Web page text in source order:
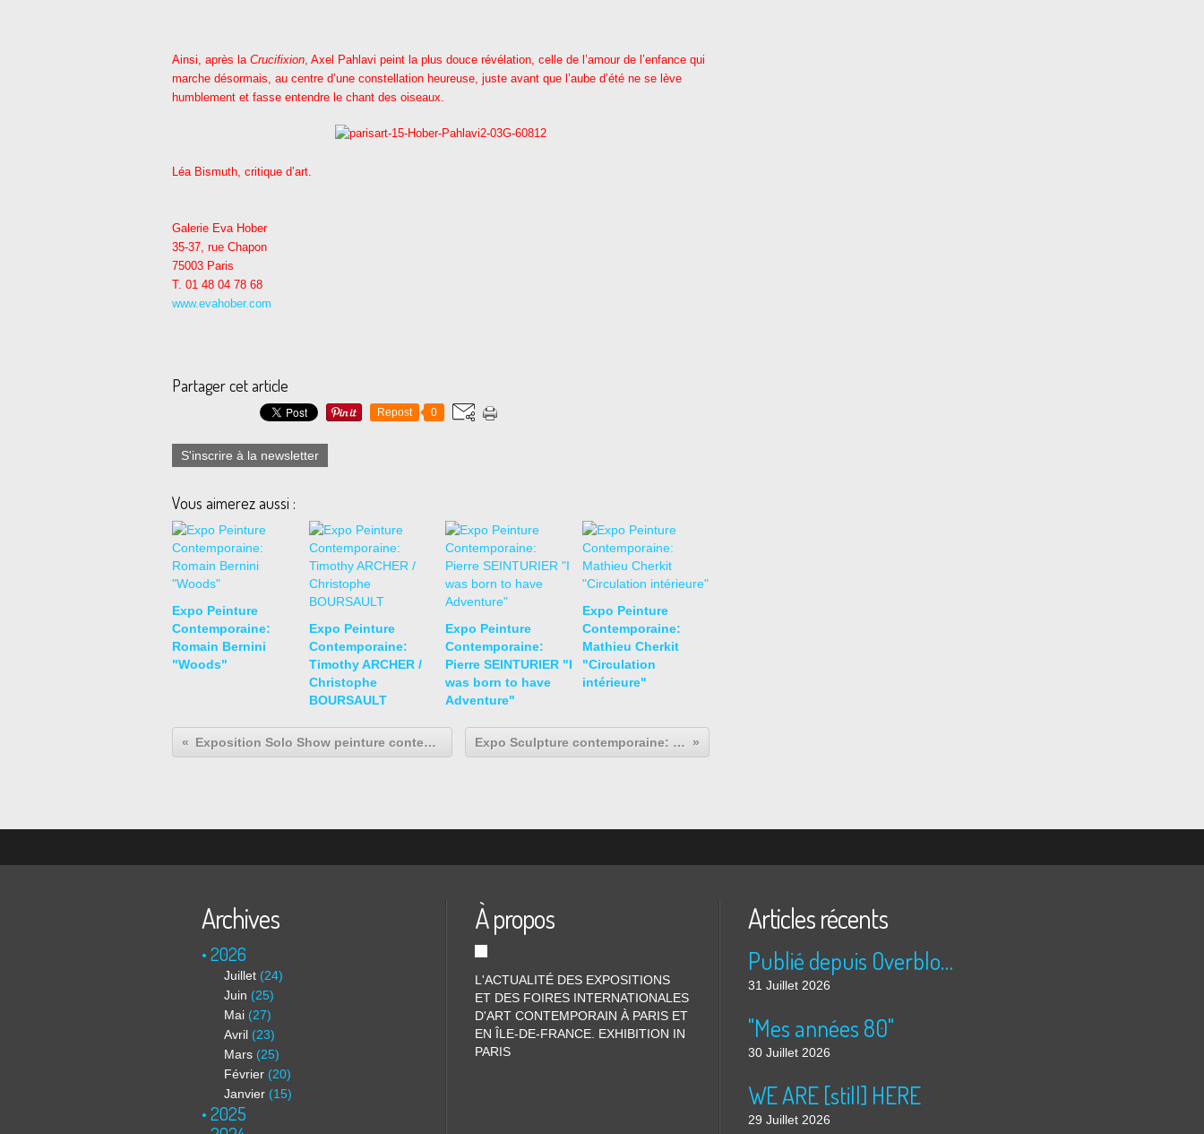
Ainsi, après la Crucifixion, Axel Pahlavi peint la plus douce révélation, celle de l’amour de l’enfance qui
marche désormais, au centre d’une constellation heureuse, juste avant que l’aube d’été ne se lève
humblement et fasse entendre le chant des oiseaux.
Léa Bismuth, critique d’art.
Galerie Eva Hober
35-37, rue Chapon
75003 Paris
T. 01 48 04 78 68
www.evahober.com
Partager cet article
Repost 0
S'inscrire à la newsletter
Vous aimerez aussi :
Expo Peinture
Contemporaine:
Romain Bernini
"Woods"
Expo Peinture
Contemporaine:
Timothy ARCHER /
Christophe
BOURSAULT
Expo Peinture
Contemporaine:
Pierre SEINTURIER "I
was born to have
Adventure"
Expo Peinture
Contemporaine:
Mathieu Cherkit
"Circulation
intérieure"
Exposition Solo Show peinture contemporaine: Allyson Melberg Expo Sculpture contemporaine: Fritz Panzer "Doubles"
Archives
2026
Juillet (24)
Juin (25)
Mai (27)
Avril (23)
Mars (25)
Février (20)
Janvier (15)
2025
À propos
L'ACTUALITÉ DES EXPOSITIONS
ET DES FOIRES INTERNATIONALES
D'ART CONTEMPORAIN À PARIS ET
EN ÎLE-DE-FRANCE. EXHIBITION IN
PARIS
Articles récents
Publié depuis Overblog et Facebook
31 Juillet 2026
"Mes années 80"
30 Juillet 2026
WE ARE [still] HERE
29 Juillet 2026